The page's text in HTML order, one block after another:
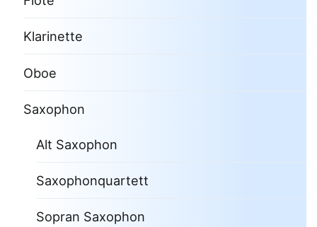
Klarinette
Oboe
Saxophon
Alt Saxophon
Saxophonquartett
Sopran Saxophon